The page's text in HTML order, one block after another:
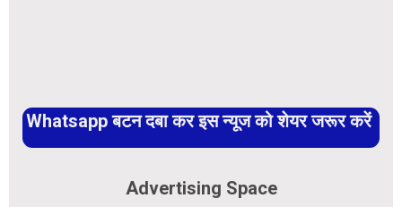
Whatsapp बटन दबा कर इस न्यूज को शेयर जरूर करें
Advertising Space